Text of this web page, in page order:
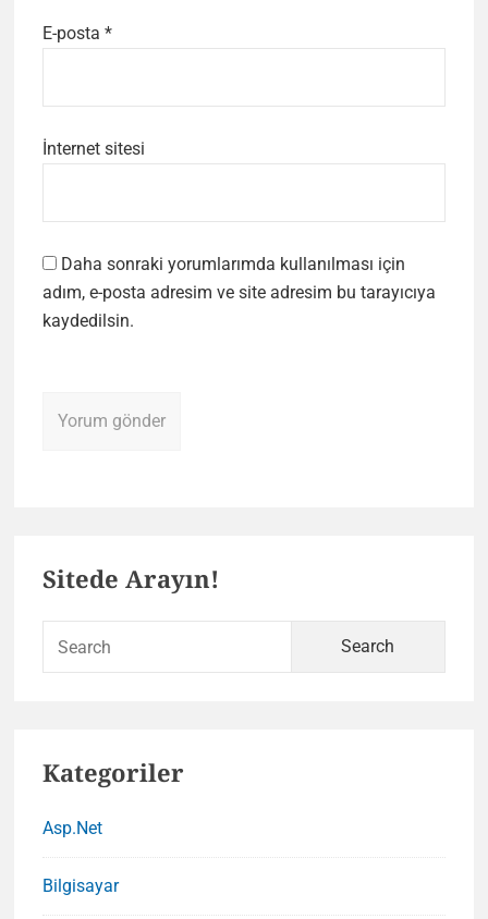
E-posta *
İnternet sitesi
Daha sonraki yorumlarımda kullanılması için
adım, e-posta adresim ve site adresim bu tarayıcıya
kaydedilsin.
Sitede Arayın!
Kategoriler
Asp.Net
Bilgisayar